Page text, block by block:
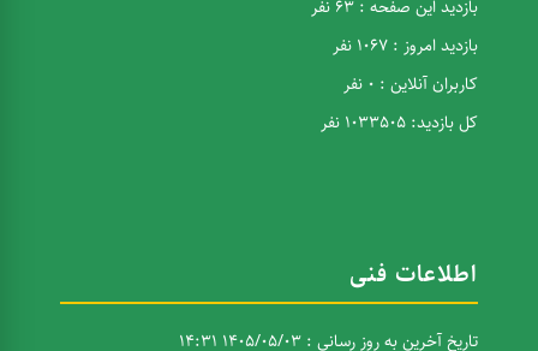
بازدید این صفحه : 63 نفر
بازدید امروز : 1067 نفر
کاربران آنلاین : 0 نفر
کل بازدید: 1033505 نفر
اطلاعات فنی
تاریخ آخرین به روز رسانی : 1405/05/03 14:31